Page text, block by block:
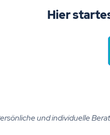
Hier
und individuelle